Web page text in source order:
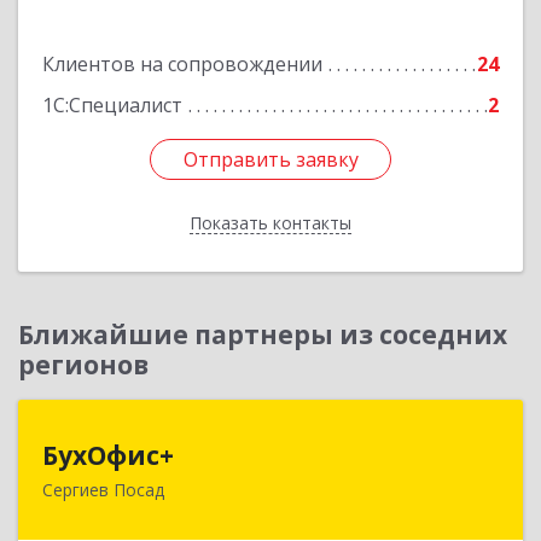
Клиентов на сопровождении
24
1С:Специалист
2
Отправить заявку
Показать контакты
Подробнее
Отправить заявку
Назад
Ближайшие партнеры из соседних
регионов
БухОфис+
Сергиев Посад
141304, Московская обл, Сергиево-Посадский